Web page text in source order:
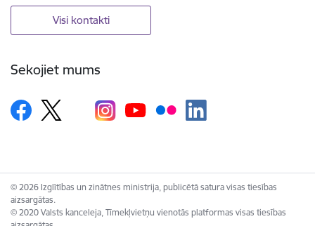
Visi kontakti
Sekojiet mums
© 2026 Izglītības un zinātnes ministrija, publicētā satura visas tiesības
aizsargātas.
© 2020 Valsts kanceleja, Tīmekļvietņu vienotās platformas visas tiesības